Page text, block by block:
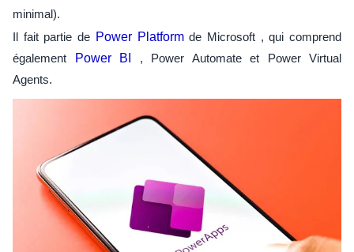
minimal).
Il fait partie de Power Platformde Microsoft , qui comprend
également
Power BI
, Power Automate et Power Virtual
Agents.